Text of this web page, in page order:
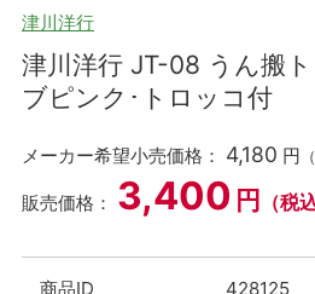
津川洋行
津川洋行 JT-08 うん搬
ブピンク･トロッコ付
メーカー希望小売価格： 4,180 円
販売価格： 3,400 円 （税
商品ID 428125